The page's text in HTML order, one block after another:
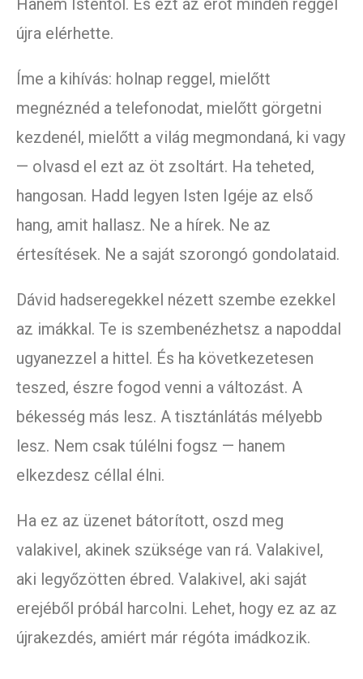
Hanem Istentől. És ezt az erőt minden reggel
újra elérhette.
Íme a kihívás: holnap reggel, mielőtt
megnéznéd a telefonodat, mielőtt görgetni
kezdenél, mielőtt a világ megmondaná, ki vagy
— olvasd el ezt az öt zsoltárt. Ha teheted,
hangosan. Hadd legyen Isten Igéje az első
hang, amit hallasz. Ne a hírek. Ne az
értesítések. Ne a saját szorongó gondolataid.
Dávid hadseregekkel nézett szembe ezekkel
az imákkal. Te is szembenézhetsz a napoddal
ugyanezzel a hittel. És ha következetesen
teszed, észre fogod venni a változást. A
békesség más lesz. A tisztánlátás mélyebb
lesz. Nem csak túlélni fogsz — hanem
elkezdesz céllal élni.
Ha ez az üzenet bátorított, oszd meg
valakivel, akinek szüksége van rá. Valakivel,
aki legyőzötten ébred. Valakivel, aki saját
erejéből próbál harcolni. Lehet, hogy ez az az
újrakezdés, amiért már régóta imádkozik.